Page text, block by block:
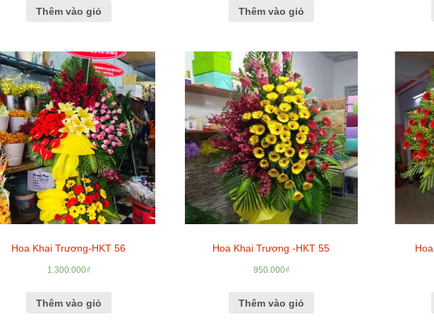
Thêm vào giỏ Thêm vào giỏ
Hoa Khai Trương-HKT 56
1.300.000₫
Thêm vào giỏ
Hoa Khai Trương -HKT 55
950.000₫
Thêm vào giỏ